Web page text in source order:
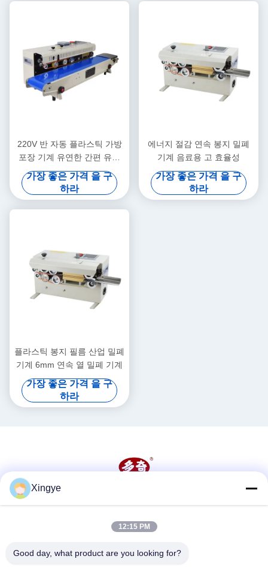
220V 반 자동 플라스틱 가방
포장 기계 유연한 간편 유지
보수
가장 좋은 가격 을 구
하라
에너지 절감 연속 봉지 밀폐
기계 음료용 고 효율성
가장 좋은 가격 을 구
하라
플라스틱 봉지 필름 산업 밀폐
기계 6mm 연속 열 밀폐 기계
가장 좋은 가격 을 구
하라
소셜 미디어
빠른 연락
Xingye
12:15 PM
Good day, what product are you looking for?